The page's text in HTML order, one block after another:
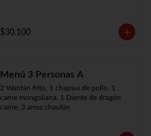
$30.100
Menú 3 Personas A
2 Wantán frito, 1 chapsui de pollo, 1
carne mongoliana, 1 Diente de dragón
carne, 3 arroz chaufán